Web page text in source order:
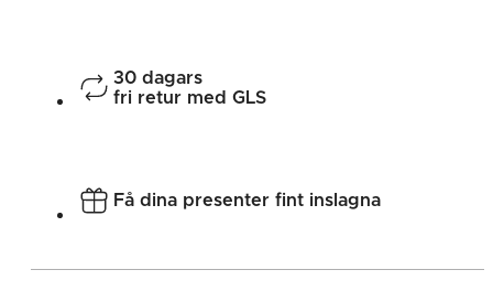
30 dagars
fri retur med GLS
Få dina presenter fint inslagna